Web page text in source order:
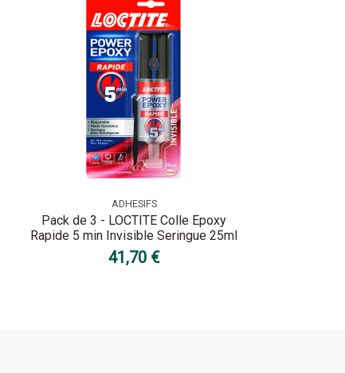
ADHESIFS
Pack de 3 - LOCTITE Colle Epoxy
Rapide 5 min Invisible Seringue 25ml
41,70 €